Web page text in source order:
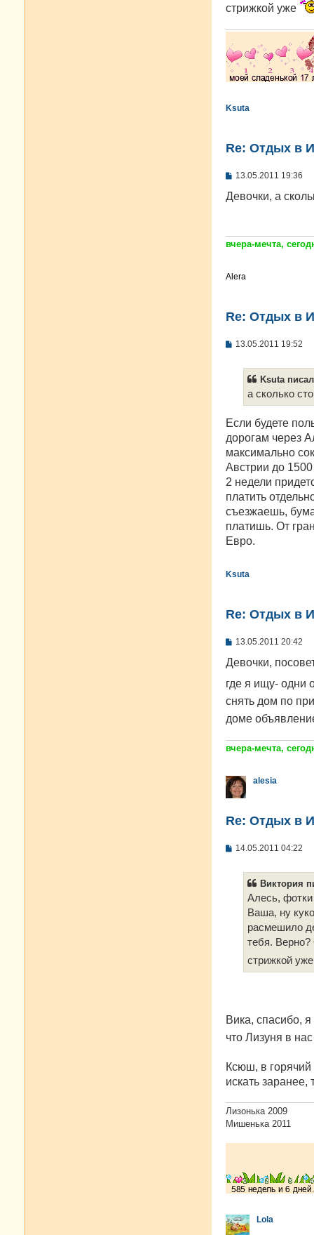
стрижкой уже
Ksuta
Re: Отдых в
С
о
б
и
13.05.2011 19:36
Девочки, а
вчера-мечта,
Alera
Re: Отдых в
С
е
13.05.2011 19:52
Ksuta
а сколько
Если будете
дорогам через
максимально
Австрии до
2 недели
платить
съезжаешь,
платишь. От
Евро.
Ksuta
Re: Отдых в
С
о
б
щ
е
н
е
13.05.2011 20:42
Девочки,
где я ищу- одни
снять дом по
доме
вчера-мечта,
alesia
Re: Отдых в
С14.05.2011 04:22
Виктория
Алесь,
Ваша, ну
расмешило
тебя.
стрижкой
Вика, спасибо,
что Лизуня в
Ксюш, в горячий
искать
Лизонька 2009
Мишенька 2011
Lola